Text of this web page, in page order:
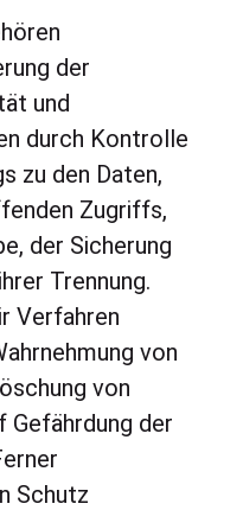
der
und
durch Kontrolle
zu den Daten,
Zugriffs,
der Sicherung
Trennung.
Verfahren
von
von
Gefährdung der
Schutz